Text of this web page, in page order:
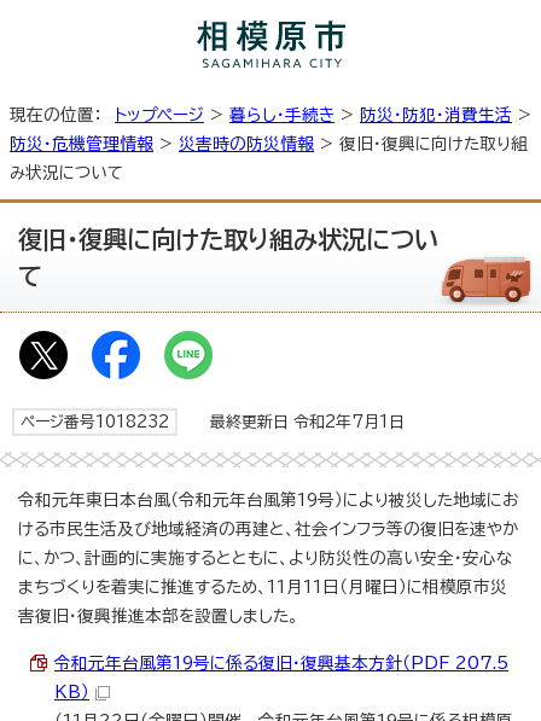
現在の位置： トップページ > 暮らし・手続き > 防災・防犯・消費生活 >
防災・危機管理情報 > 災害時の防災情報 > 復旧・復興に向けた取り組
み状況について
復旧・復興に向けた取り組み状況につい
て
ページ番号1018232 最終更新日 令和2年7月1日
令和元年東日本台風（令和元年台風第19号）により被災した地域にお
ける市民生活及び地域経済の再建と、社会インフラ等の復旧を速やか
に、かつ、計画的に実施するとともに、より防災性の高い安全・安心な
まちづくりを着実に推進するため、11月11日（月曜日）に相模原市災
害復旧・復興推進本部を設置しました。
令和元年台風第19号に係る復旧・復興基本方針（PDF 207.5
KB）